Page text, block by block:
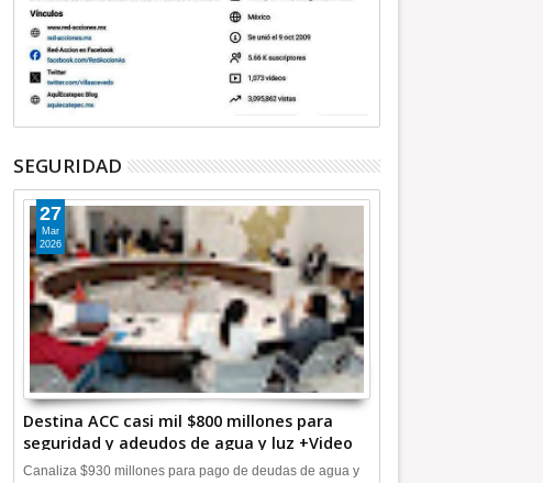
SEGURIDAD
Destina ACC casi mil $800 millones para
seguridad y adeudos de agua y luz +Video
27
Mar
2026
Canaliza $930 millones para pago de deudas de agua y